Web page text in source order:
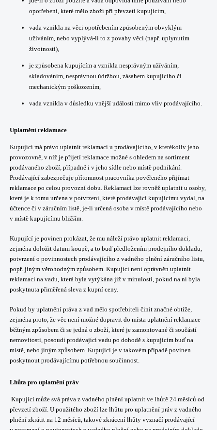
opotřebení, které mělo zboží při převzetí kupujícím,
vada vznikla na věci opotřebením způsobeným obvyklým
užíváním, nebo vyplývá-li to z povahy věci (např. uplynutím
životnosti),
je způsobena kupujícím a vznikla nesprávným užíváním,
skladováním, nesprávnou údržbou, zásahem kupujícího či
mechanickým poškozením,
vada vznikla v důsledku vnější události mimo vliv prodávajícího.
Uplatnění reklamace
Kupující má právo uplatnit reklamaci u prodávajícího, v kterékoliv jeho
provozovně, v níž je přijetí reklamace možné s ohledem na sortiment
prodávaného zboží, případně i v jeho sídle nebo místě podnikání.
Prodávající zabezpečuje přítomnost pracovníka pověřeného přijímat
reklamace po celou provozní dobu. Reklamaci lze rovněž uplatnit u osoby,
která je k tomu určena v potvrzení, které prodávající kupujícímu vydal, na
účtence či v záručním listě, je-li určená osoba v místě prodávajícího nebo
v místě kupujícímu bližším.
Kupující je povinen prokázat, že mu náleží právo uplatnit reklamaci,
zejména doložit datum koupě, a to buď předložením prodejního dokladu,
potvrzení o povinnostech prodávajícího z vadného plnění záručního listu,
popř. jiným věrohodným způsobem. Kupující není oprávněn uplatnit
reklamaci na vadu, která byla vytýkána již v minulosti, pokud na ni byla
poskytnuta přiměřená sleva z kupní ceny.
Pokud by uplatnění práva z vad mělo spotřebiteli činit značné obtíže,
zejména proto, že věc není možné dopravit do místa uplatnění reklamace
běžným způsobem či se jedná o zboží, které je zamontované či součástí
nemovitosti, posoudí prodávající vadu po dohodě s kupujícím buď na
místě, nebo jiným způsobem. Kupující je v takovém případě povinen
poskytnout prodávajícímu potřebnou součinnost.
Lhůta pro uplatnění práv
Kupující může svá práva z vadného plnění uplatnit ve lhůtě 24 měsíců od
převzetí zboží. U použitého zboží lze lhůtu pro uplatnění práv z vadného
plnění zkrátit na 12 měsíců, takové zkrácení lhůty vyznačí prodávající